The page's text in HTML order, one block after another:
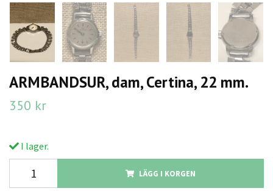
ARMBANDSUR, dam, Certina, 22 mm.
350 kr
I lager.
LÄGG I KORGEN